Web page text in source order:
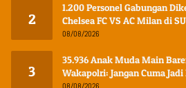
2
1.200 Personel Gabungan
Chelsea FC VS AC Milan di
08/08/2026
3
35.936 Anak Muda Main
Wakapolri: Jangan Cuma
Digital
08/08/2026